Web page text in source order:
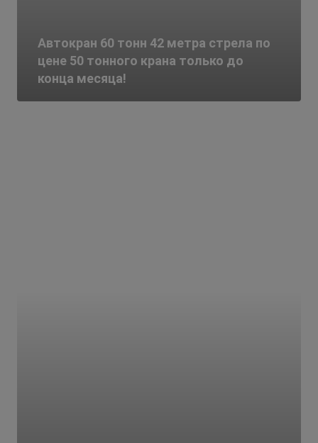
Автокран 60 тонн 42 метра стрела по
цене 50 тонного крана только до
конца месяца!